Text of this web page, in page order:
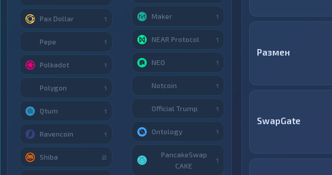
Размен
SwapGate
Pax Dollar 1
Pepe 1
Polkadot 1
Polygon 1
Qtum 1
Ravencoin 1
Shiba 2
Maker 1
NEAR Protocol 1
NEO 1
Notcoin 1
Official Trump 1
Ontology 1
PancakeSwap
CAKE
1